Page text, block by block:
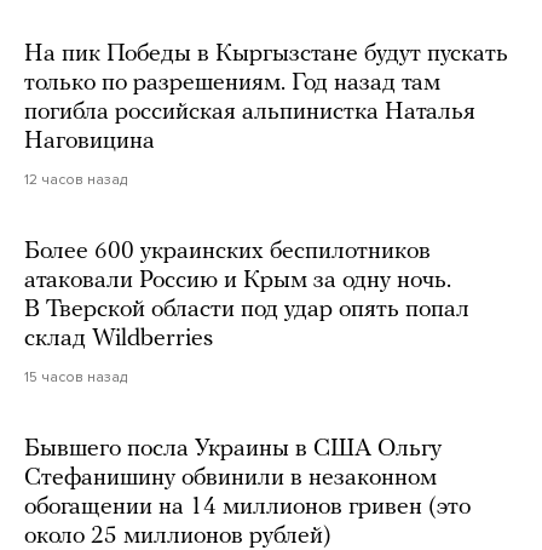
На пик Победы в Кыргызстане будут пускать
только по разрешениям. Год назад там
погибла российская альпинистка Наталья
Наговицина
12 часов назад
Более 600 украинских беспилотников
атаковали Россию и Крым за одну ночь.
В Тверской области под удар опять попал
склад Wildberries
15 часов назад
Бывшего посла Украины в США Ольгу
Стефанишину обвинили в незаконном
обогащении на 14 миллионов гривен (это
около 25 миллионов рублей)